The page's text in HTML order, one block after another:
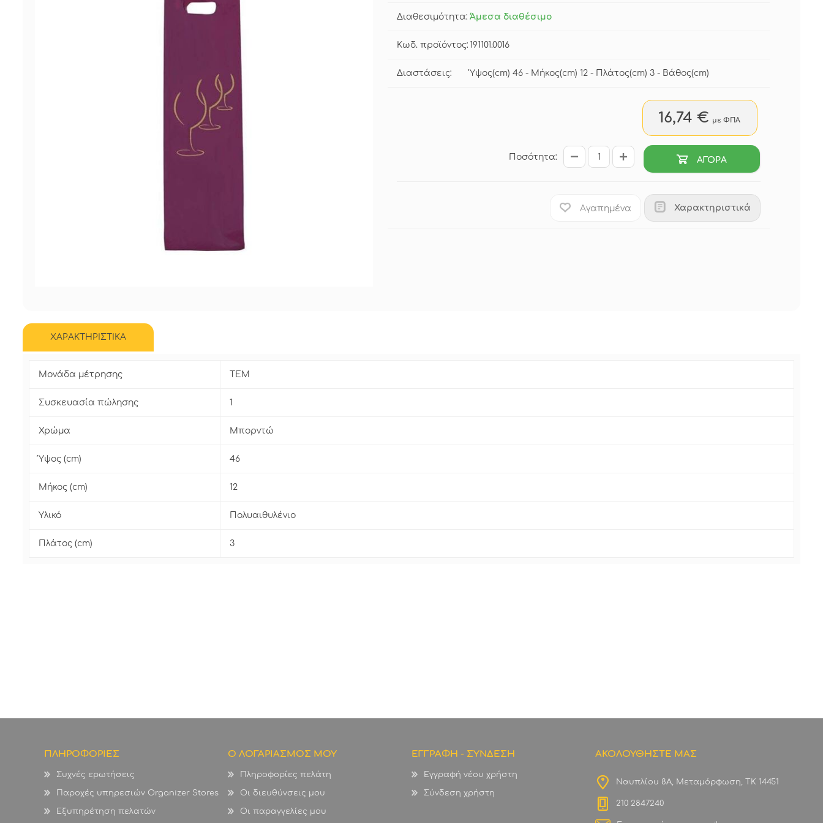
Διαθεσιμότητα: Άμεσα διαθέσιμο
Κωδ. προϊόντος: 191101.0016
Διαστάσεις: Ύψος(cm) 46 - Μήκος(cm) 12 - Πλάτος(cm) 3 - Βάθος(cm)
16,74 € με ΦΠΑ
Ποσότητα: ΑΓΟΡΑ
Αγαπημένα Χαρακτηριστικά
ΧΑΡΑΚΤΗΡΙΣΤΙΚΑ
Μονάδα μέτρησης ΤΕΜ
Συσκευασία πώλησης 1
Χρώμα Μπορντώ
Ύψος (cm) 46
Μήκος (cm) 12
Υλικό Πολυαιθυλένιο
Πλάτος (cm) 3
ΠΛΗΡΟΦΟΡΙΕΣ
Συχνές ερωτήσεις
Παροχές υπηρεσιών Organizer Stores
Εξυπηρέτηση πελατών
Ο ΛΟΓΑΡΙΑΣΜΟΣ ΜΟΥ
Πληροφορίες πελάτη
Οι διευθύνσεις μου
Οι παραγγελίες μου
ΕΓΓΡΑΦΗ - ΣΥΝΔΕΣΗ
Εγγραφή νέου χρήστη
Σύνδεση χρήστη
ΑΚΟΛΟΥΘΗΣΤΕ ΜΑΣ
Ναυπλίου 8Α, Μεταμόρφωση, ΤΚ 14451
210 2847240